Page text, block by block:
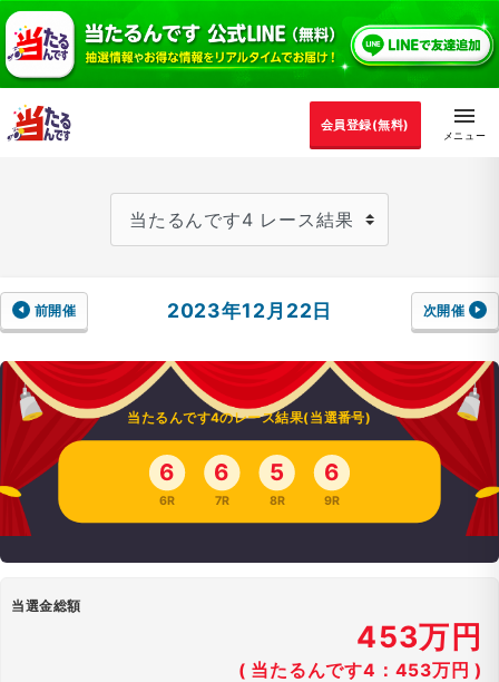
会員登録(無料)
前開催 2023年12月22日 次開催
当たるんです4のレース結果(当選番号)
6
6R
6
7R
5
8R
6
9R
当選金総額
453万円
( 当たるんです4：453万円 )